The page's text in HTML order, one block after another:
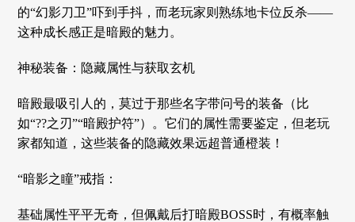
的“幻影刀卫”吓到手抖，而老玩家则熟练地卡位反杀——
这种成长感正是暗殿的魅力。
神秘装备：隐藏属性与获取玄机
暗殿最吸引人的，莫过于那些名字带问号的装备（比
如“??之刃”“暗殿护符”）。它们的属性需要鉴定，但老玩
家都知道，这些装备的隐藏效果远超普通橙装！
“暗影之瞳”戒指：
基础属性平平无奇，但佩戴后打暗殿BOSS时，有概率触